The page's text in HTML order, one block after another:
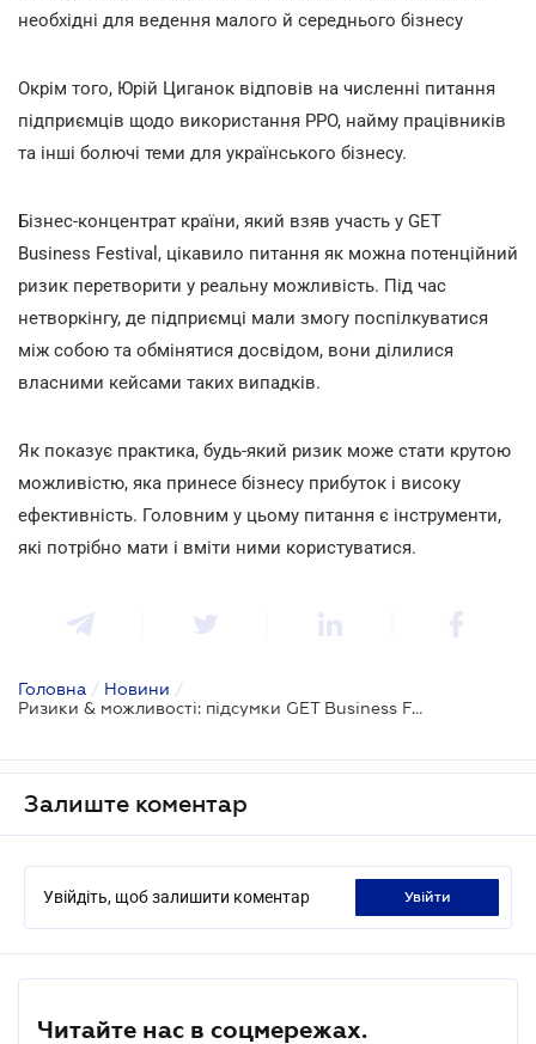
необхідні для ведення малого й середнього бізнесу
Окрім того, Юрій Циганок відповів на численні питання
підприємців щодо використання РРО, найму працівників
та інші болючі теми для українського бізнесу.
Бізнес-концентрат країни, який взяв участь у GET
Business Festival, цікавило питання як можна потенційний
ризик перетворити у реальну можливість. Під час
нетворкінгу, де підприємці мали змогу поспілкуватися
між собою та обмінятися досвідом, вони ділилися
власними кейсами таких випадків.
Як показує практика, будь-який ризик може стати крутою
можливістю, яка принесе бізнесу прибуток і високу
ефективність. Головним у цьому питання є інструменти,
які потрібно мати і вміти ними користуватися.
Головна / Новини /
Ризики & можливості: підсумки GET Business Festival
Залиште коментар
Увійдіть, щоб залишити коментар увійти
Читайте нас в соцмережах.